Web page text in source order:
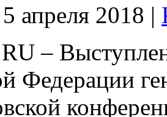
5 апреля 2018 |
–
Федерации